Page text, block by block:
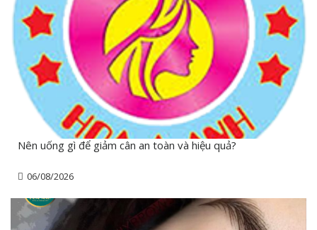
Nên uống gì để giảm cân an toàn và hiệu quả?
06/08/2026